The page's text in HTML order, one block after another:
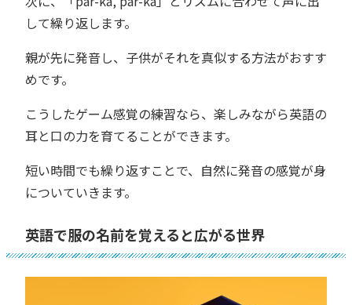
して繰り返します。
親が先に発音し、子供がそれを真似する方法がおすす
めです。
こうしたゲーム感覚の練習なら、楽しみながら英語の
耳と口の力を育てることができます。
短い時間でも繰り返すことで、自然に発音の感覚が身
についていきます。
英語で服の名前を覚えると広がる世界